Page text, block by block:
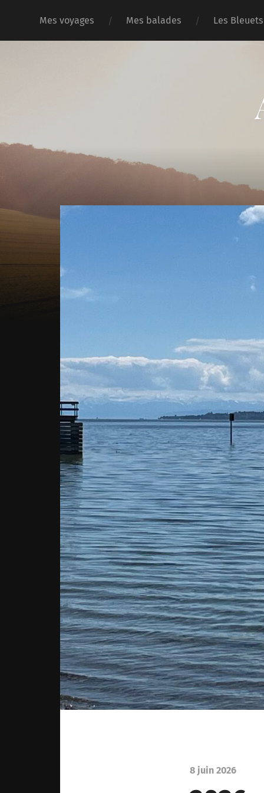
Mes voyages Mes balades Les Bleuets
8 juin 2026